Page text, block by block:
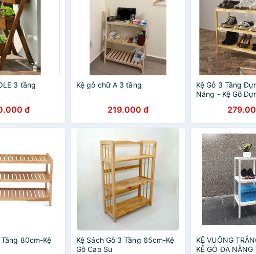
3 tầng
đ
Kệ gỗ chữ A 3 tầng
219.000 đ
Kệ Gỗ 3 Tầng
Năng - Kệ Gỗ
80cm-Kệ
Kệ Sách Gỗ 3 Tầng 65cm-Kệ
Gỗ Cao Su
KỆ VUÔNG
KỆ GỖ ĐA NĂNG